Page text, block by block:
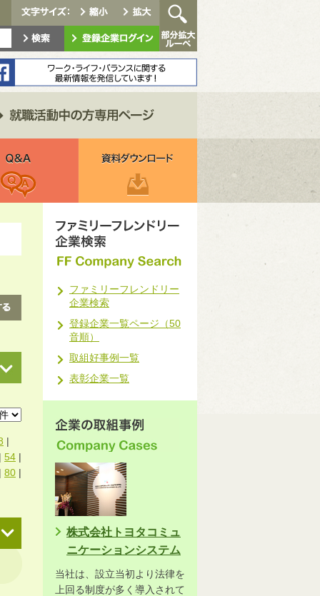
|
54 |
80 |
ファミリーフレンドリー
企業検索
登録企業一覧ページ（50
音順）
取組好事例一覧
表彰企業一覧
株式会社トヨタコミュ
ニケーションシステム
当社は、設立当初より法律を
上回る制度が多く導入されて